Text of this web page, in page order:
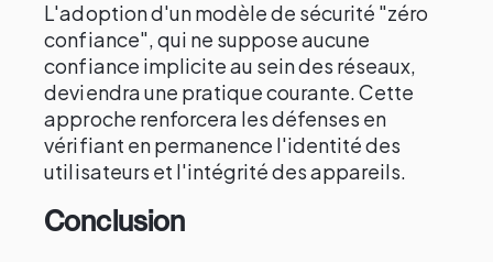
L'adoption d'un modèle de sécurité "zéro
confiance", qui ne suppose aucune
confiance implicite au sein des réseaux,
deviendra une pratique courante. Cette
approche renforcera les défenses en
vérifiant en permanence l'identité des
utilisateurs et l'intégrité des appareils.
Conclusion